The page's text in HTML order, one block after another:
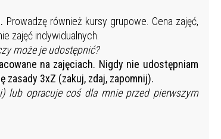
Prowadzę również kursy grupowe. Cena zajęć,
zajęć indywidualnych.
może je udostępnić?
na zajęciach. Nigdy nie udostępniam
zasady 3xZ (zakuj, zdaj, zapomnij).
lub opracuje coś dla mnie przed pierwszym